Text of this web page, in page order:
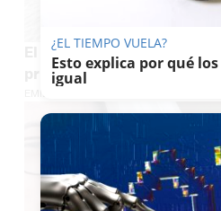
El Supremo pone fin al
propiedad del grupo Triana
EMILIO CABRERA
¿EL TIEMPO VUELA?
Esto explica por qué
igual